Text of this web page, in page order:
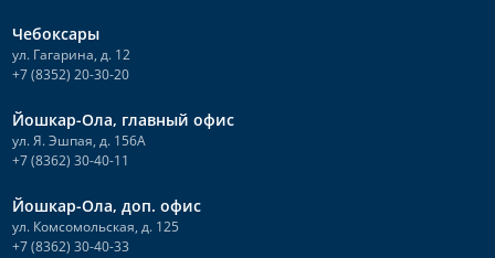
Чебоксары
ул. Гагарина, д. 12
+7 (8352) 20-30-20
Йошкар-Ола, главный офис
ул. Я. Эшпая, д. 156А
+7 (8362) 30-40-11
Йошкар-Ола, доп. офис
ул. Комсомольская, д. 125
+7 (8362) 30-40-33